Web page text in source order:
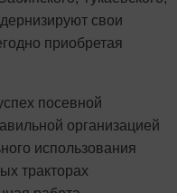
свои
приобретая
посевной
организацией
использования
тракторах